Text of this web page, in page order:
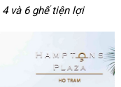
4 và 6 ghế tiện lợi